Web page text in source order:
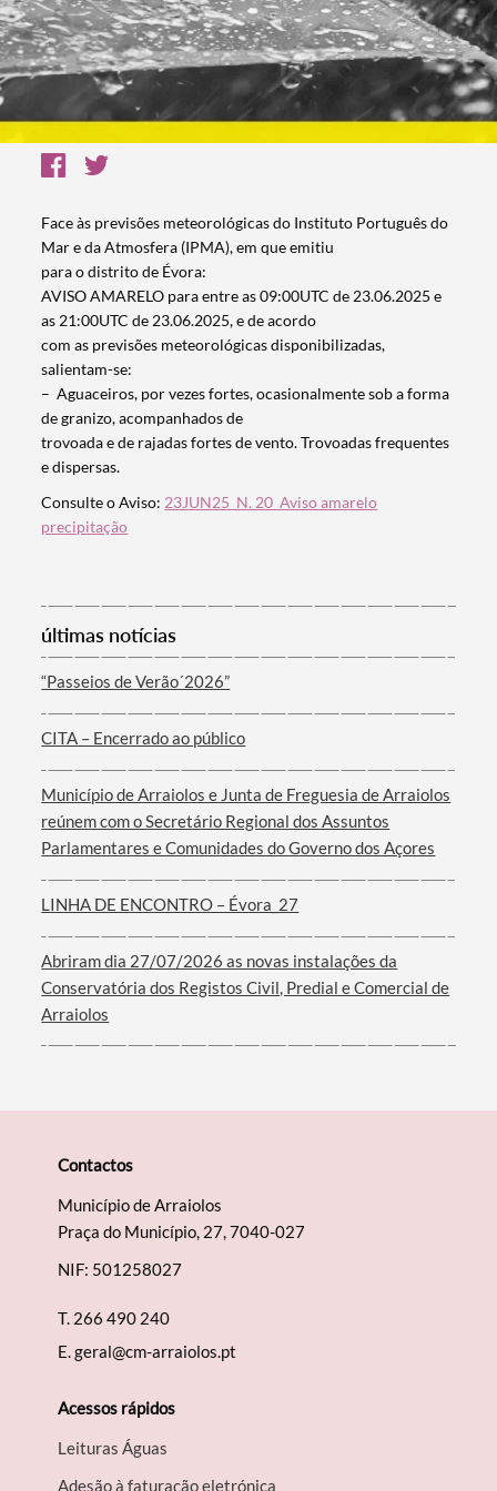
Termo de Pesquisa
Categorias gerais
Filtros
Face às previsões meteorológicas do Instituto Português do
Mar e da Atmosfera (IPMA), em que emitiu
para o distrito de Évora:
AVISO AMARELO para entre as 09:00UTC de 23.06.2025 e
as 21:00UTC de 23.06.2025, e de acordo
com as previsões meteorológicas disponibilizadas,
salientam-se:
– Aguaceiros, por vezes fortes, ocasionalmente sob a forma
de granizo, acompanhados de
trovoada e de rajadas fortes de vento. Trovoadas frequentes
e dispersas.
Consulte o Aviso: 23JUN25_N. 20_Aviso amarelo
precipitação
últimas notícias
“Passeios de Verão´2026”
CITA – Encerrado ao público
Município de Arraiolos e Junta de Freguesia de Arraiolos
reúnem com o Secretário Regional dos Assuntos
Parlamentares e Comunidades do Governo dos Açores
LINHA DE ENCONTRO – Évora_27
Abriram dia 27/07/2026 as novas instalações da
Conservatória dos Registos Civil, Predial e Comercial de
Arraiolos
Contactos
Município de Arraiolos
Praça do Município, 27, 7040-027
NIF: 501258027
T. 266 490 240
E.geral@cm-arraiolos.pt
Acessos rápidos
Leituras Águas
Adesão à faturação eletrónica